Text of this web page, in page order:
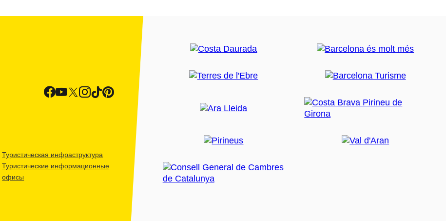
Туристическая инфраструктура
Туристические информационные
офисы